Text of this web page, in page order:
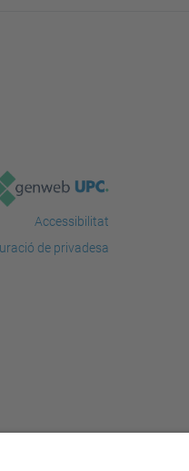
Accessibilitat
de privadesa